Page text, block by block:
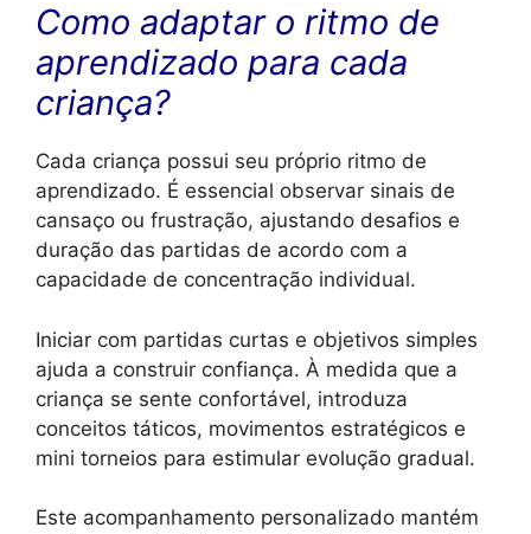
Como adaptar o ritmo de
aprendizado para cada
criança?
Cada criança possui seu próprio ritmo de
aprendizado. É essencial observar sinais de
cansaço ou frustração, ajustando desafios e
duração das partidas de acordo com a
capacidade de concentração individual.
Iniciar com partidas curtas e objetivos simples
ajuda a construir confiança. À medida que a
criança se sente confortável, introduza
conceitos táticos, movimentos estratégicos e
mini torneios para estimular evolução gradual.
Este acompanhamento personalizado mantém